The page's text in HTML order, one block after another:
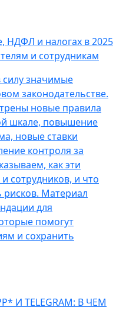
НДФЛ и налогах в 2025
и сотрудникам
силу значимые
законодательстве.
новые правила
шкале, повышение
новые ставки
контроля за
как эти
сотрудников, и что
рисков. Материал
для
помогут
и сохранить
И TELEGRAM: В ЧЕМ